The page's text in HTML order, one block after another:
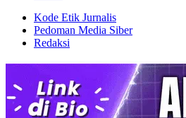
Kode Etik Jurnalis
Pedoman Media Siber
Redaksi